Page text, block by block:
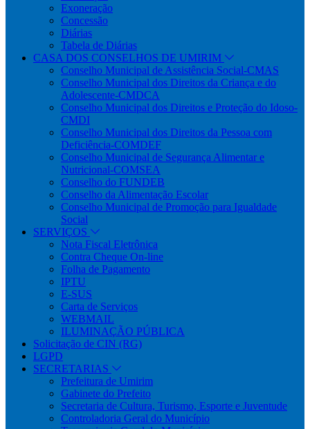
Exoneração
Concessão
Diárias
Tabela de Diárias
CASA DOS CONSELHOS DE UMIRIM
Conselho Municipal de Assistência Social-CMAS
Conselho Municipal dos Direitos da Criança e do
Adolescente-CMDCA
Conselho Municipal dos Direitos e Proteção do Idoso-
CMDI
Conselho Municipal dos Direitos da Pessoa com
Deficiência-COMDEF
Conselho Municipal de Segurança Alimentar e
Nutricional-COMSEA
Conselho do FUNDEB
Conselho da Alimentação Escolar
Conselho Municipal de Promoção para Igualdade
Social
SERVIÇOS
Nota Fiscal Eletrônica
Contra Cheque On-line
Folha de Pagamento
IPTU
E-SUS
Carta de Serviços
WEBMAIL
ILUMINAÇÃO PÚBLICA
Solicitação de CIN (RG)
LGPD
SECRETARIAS
Prefeitura de Umirim
Gabinete do Prefeito
Secretaria de Cultura, Turismo, Esporte e Juventude
Controladoria Geral do Município